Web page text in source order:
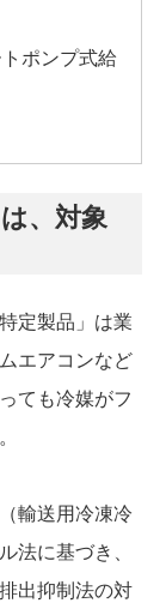
ポンプ式給
、対象
定製品」は業
エアコンなど
ても冷媒がフ
輸送用冷凍冷
法に基づき、
出抑制法の対